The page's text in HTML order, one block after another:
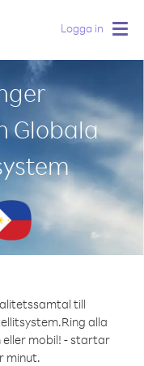
Logga in
Globala
till
Ring alla
eller mobil! - startar
minut.